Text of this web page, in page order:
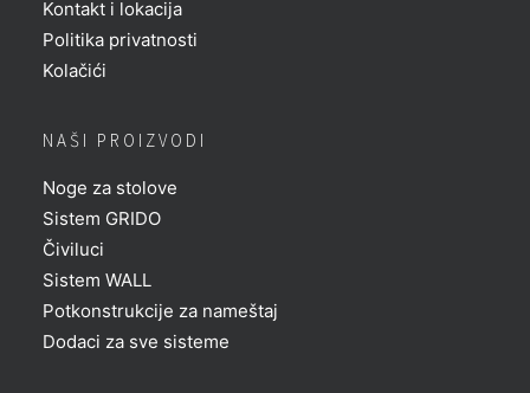
Kontakt i lokacija
Politika privatnosti
Kolačići
NAŠI PROIZVODI
Noge za stolove
Sistem GRIDO
Čiviluci
Sistem WALL
Potkonstrukcije za nameštaj
Dodaci za sve sisteme